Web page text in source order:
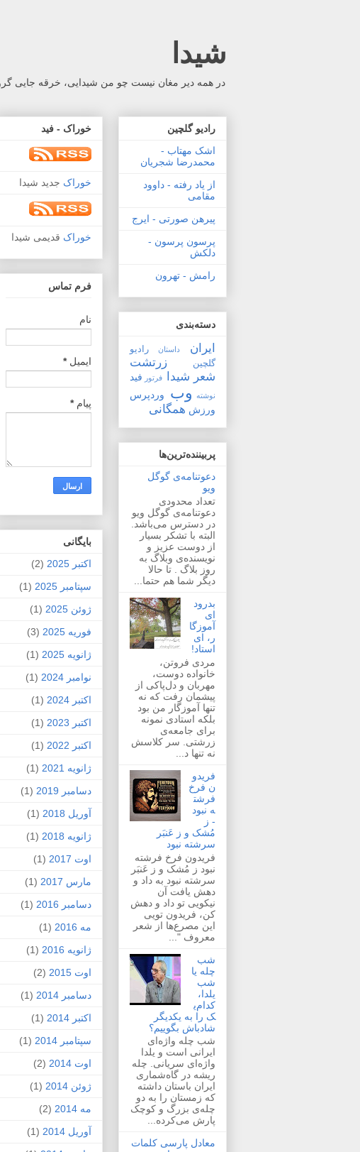
شیدا
در همه دیر مغان نیست چو من شیدایی، خرقه جایی گرو
رادیو گلچین
اشک مهتاب -
محمدرضا شجریان
از یاد رفته - داوود
مقامی
پیرهن صورتی - ایرج
پرسون پرسون -
دلکش
رامش - تهرون
دسته‌بندی
ایران داستان
رادیو
گلچین
زرتشت
شعر شیدا فرتور فید
نوشته وب
وردپرس
ورزش همگانی
پربیننده‌ترین‌ها
دعوتنامه‌ی گوگل
ویو
تعداد محدودی
دعوتنامه‌ی گوگل ویو
در دسترس می‌باشد.
البته با تشکر بسیار
از دوست عزیز و
نویسنده‌ی وبلاگ به
روز بلاگ . تا حالا
دیگر شما هم حتما...
بدرود
ای
آموزگا
ر، ای
استاد!
مردی فروتن،
خانواده دوست،
مهربان و دل‌پاکی از
پیشمان رفت که نه
تنها آموزگار من بود
بلکه استادی نمونه
برای جامعه‌ی
زرشتی. سر کلاسش
نه تنها د...
فریدو
ن فرخ
فرشت
ه نبود
- ز
مُشک و ز عَنبَر
سرشته نبود
فریدون فرخ فرشته
نبود ز مُشک و ز عَنبَر
سرشته نبود به داد و
دهش یافت آن
نیکویی تو داد و دهش
کن، فریدون تویی
این مصرع‌ها از شعر
معروف "...
شب
چله یا
شب
یلدا،
کدام‌ی
ک را به یکدیگر
شادباش بگوییم؟
شب چله واژه‌ای
ایرانی است و یلدا
واژه‌ای سریانی. چله
ریشه در گاه‌شماری
ایران باستان داشته
که زمستان را به دو
چله‌ی بزرگ و کوچک
پارش می‌کرده...
معادل پارسی کلمات
خوراک - فید
خوراک جدید شیدا
خوراک قدیمی شیدا
فرم تماس
نام
ایمیل*
پیام*
بايگانی
اکتبر 2025
(2)
سپتامبر 2025
(1)
ژوئن 2025
(1)
فوریه 2025
(3)
ژانویه 2025
(1)
نوامبر 2024
(1)
اکتبر 2024
(1)
اکتبر 2023
(1)
اکتبر 2022
(1)
ژانویه 2021
(1)
دسامبر 2019
(1)
آوریل 2018
(1)
ژانویه 2018
(1)
اوت 2017
(1)
مارس 2017
(1)
دسامبر 2016
(1)
مه 2016
(1)
ژانویه 2016
(1)
اوت 2015
(2)
دسامبر 2014
(1)
اکتبر 2014
(1)
سپتامبر 2014
(1)
اوت 2014
(2)
ژوئن 2014
(1)
مه 2014
(2)
آوریل 2014
(1)